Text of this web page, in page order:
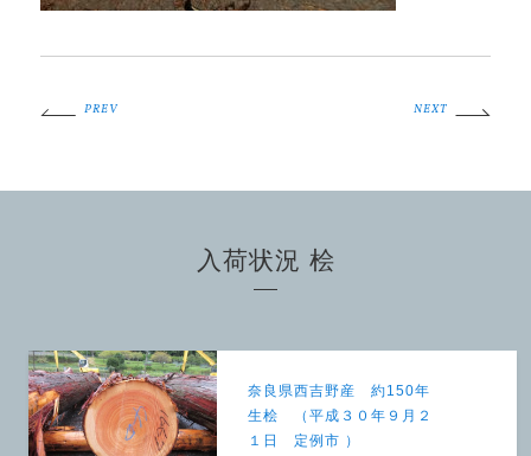
PREV NEXT
入荷状況 桧
奈良県西吉野産 約150年
生桧 （平成３０年９月２
１日 定例市 ）